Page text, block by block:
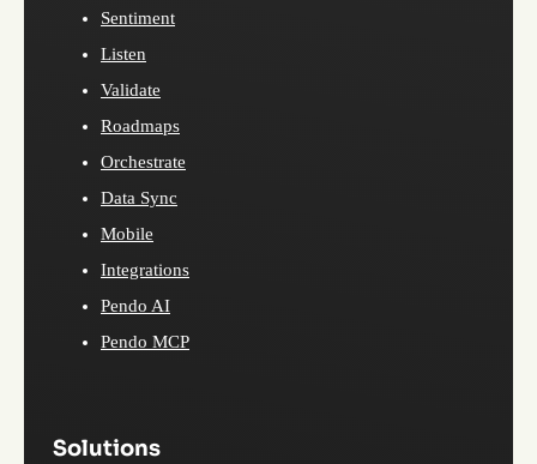
Sentiment
Listen
Validate
Roadmaps
Orchestrate
Data Sync
Mobile
Integrations
Pendo AI
Pendo MCP
Solutions